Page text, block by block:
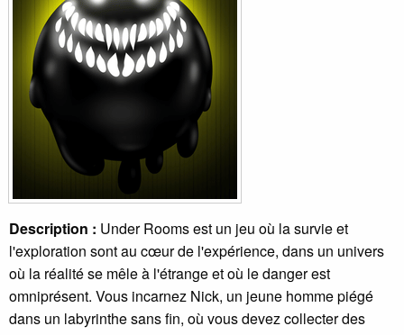
Description : Under Rooms est un jeu où la survie et
l'exploration sont au cœur de l'expérience, dans un univers
où la réalité se mêle à l'étrange et où le danger est
omniprésent. Vous incarnez Nick, un jeune homme piégé
dans un labyrinthe sans fin, où vous devez collecter des